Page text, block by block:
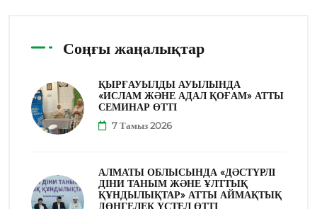
Соңғы жаңалықтар
ҚЫРҒАУЫЛДЫ АУЫЛЫНДА
«ИСЛАМ ЖӘНЕ АДАЛ ҚОҒАМ» АТТЫ
СЕМИНАР ӨТТІ
7 Тамыз 2026
АЛМАТЫ ОБЛЫСЫНДА «ДӘСТҮРЛІ
ДІНИ ТАНЫМ ЖӘНЕ ҰЛТТЫҚ
ҚҰНДЫЛЫҚТАР» АТТЫ АЙМАҚТЫҚ
ДӨҢГЕЛЕК ҮСТЕЛ ӨТТІ